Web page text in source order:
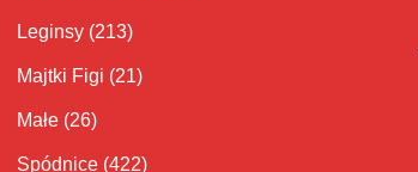
Leginsy (213)
Majtki Figi (21)
Małe (26)
Spódnice (422)